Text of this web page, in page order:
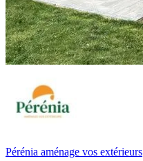
Pérénia aménage vos extérieurs